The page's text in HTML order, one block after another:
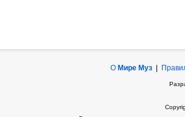
О Мире Муз|